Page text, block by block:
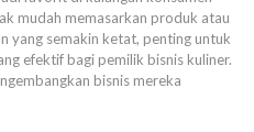
mudah memasarkan produk atau
yang semakin ketat, penting untuk
efektif bagi pemilik bisnis kuliner.
bisnis mereka